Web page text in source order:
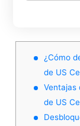
¿Cómo
de US
Ventajas
de US